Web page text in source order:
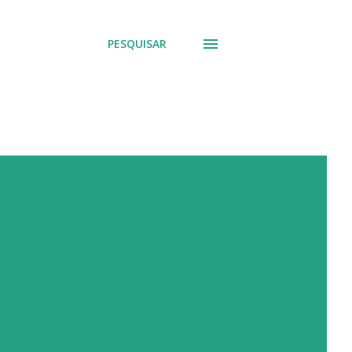
PESQUISAR